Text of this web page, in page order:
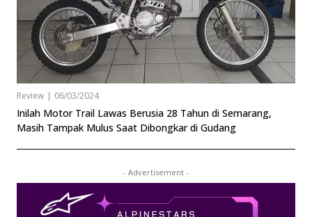
Review | 06/03/2024
Inilah Motor Trail Lawas Berusia 28 Tahun di Semarang,
Masih Tampak Mulus Saat Dibongkar di Gudang
- Advertisement -